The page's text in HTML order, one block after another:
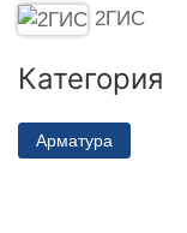
2ГИС
Категория
Арматура